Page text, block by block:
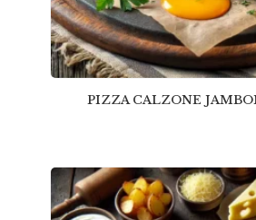
PIZZA CALZONE